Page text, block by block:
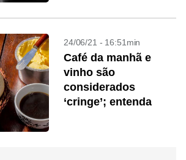
24/06/21 - 16:51min
Café da manhã e
vinho são
considerados
‘cringe’; entenda